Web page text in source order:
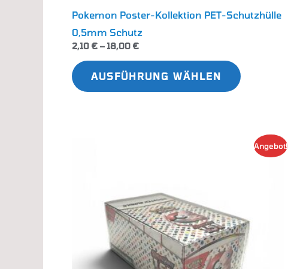
Pokemon Poster-Kollektion PET-Schutzhülle
0,5mm Schutz
2,10 € – 18,00 €
AUSFÜHRUNG WÄHLEN
Angebot!
Dieses
Varianten
auf.
Die